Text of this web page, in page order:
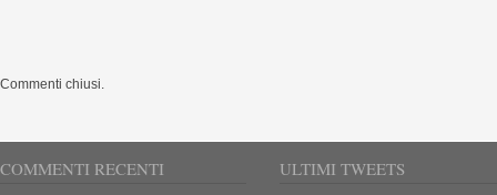
Commenti chiusi.
COMMENTI RECENTI ULTIMI TWEETS